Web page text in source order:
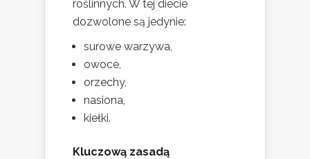
roślinnych. W tej diecie
dozwolone są jedynie:
surowe warzywa,
owoce,
orzechy,
nasiona,
kiełki.
Kluczową zasadą